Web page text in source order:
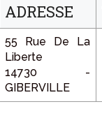
ADRESSE
55 Rue De La
Liberte
14730 -
GIBERVILLE